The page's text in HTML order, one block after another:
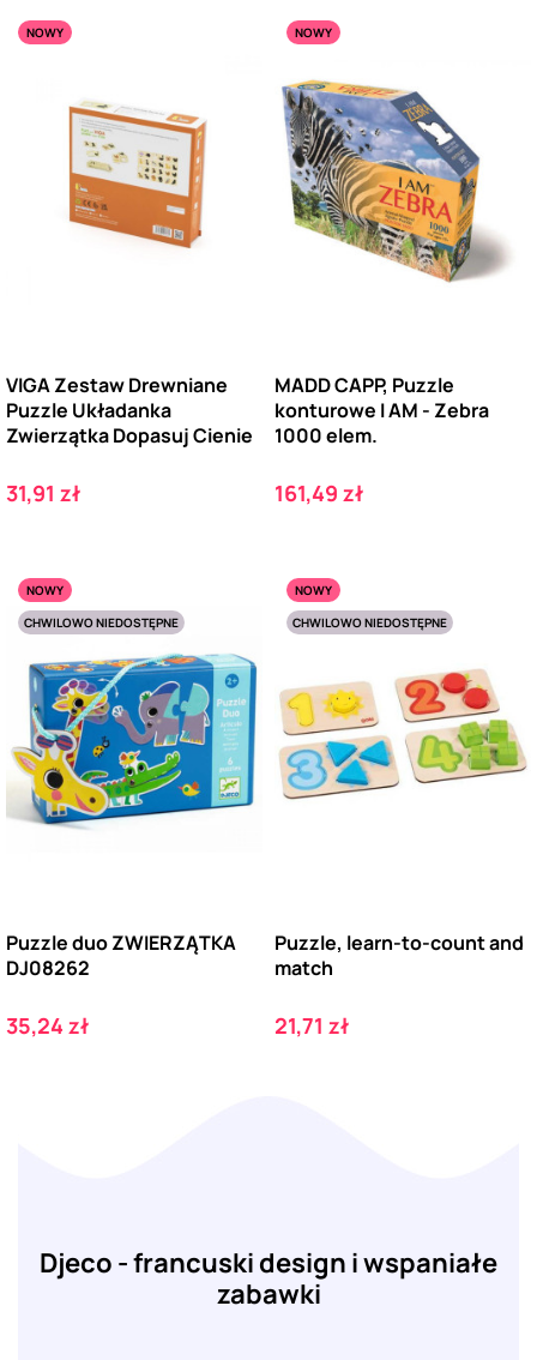
NOWY
VIGA Zestaw Drewniane
Puzzle Układanka
Zwierzątka Dopasuj Cienie
Cena
31,91 zł
NOWY
MADD CAPP, Puzzle
konturowe I AM - Zebra
1000 elem.
Cena
161,49 zł
NOWY
CHWILOWO NIEDOSTĘPNE
Puzzle duo ZWIERZĄTKA
DJ08262
Cena
35,24 zł
NOWY
CHWILOWO NIEDOSTĘPNE
Puzzle, learn-to-count and
match
Cena
21,71 zł
Djeco - francuski design i wspaniałe
zabawki